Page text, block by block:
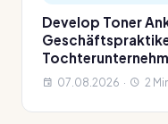
Develop Toner
07.08.2026 · 2